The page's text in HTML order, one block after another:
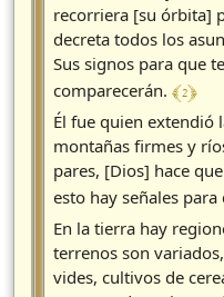
recorriera [su órbita]
decreta todos los
Sus signos para que
comparecerán. ﴾ 2 ﴿
Él fue quien extendió
montañas firmes y
pares, [Dios] hace
esto hay señales
En la tierra hay
terrenos son
vides, cultivos de